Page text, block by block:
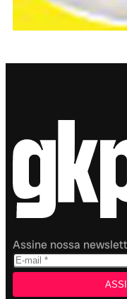
Assine nossa